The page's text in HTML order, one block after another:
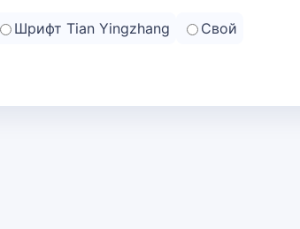
Шрифт Tian Yingzhang
Свой